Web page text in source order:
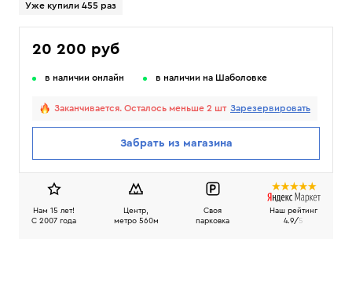
Уже купили 455 раз
20 200 руб
в наличии онлайн в наличии на Шаболовке
Заканчивается. Осталось меньше 2 шт Зарезервировать
Забрать из магазина
Нам 15 лет!
C 2007 года
Центр,
метро 560м
Своя
парковка
Наш рейтинг
4.9/5